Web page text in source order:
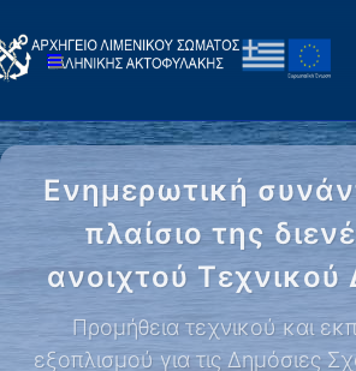
Ενημερωτική
πλαίσιο της
ανοιχτού Τεχνικού
Προμήθεια τεχνικού και
εξοπλισμού για τις Δημόσιες